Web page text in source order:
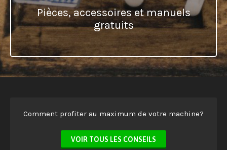
Pièces, accessoires et manuels
gratuits
Comment profiter au maximum de votre machine?
VOIR TOUS LES CONSEILS